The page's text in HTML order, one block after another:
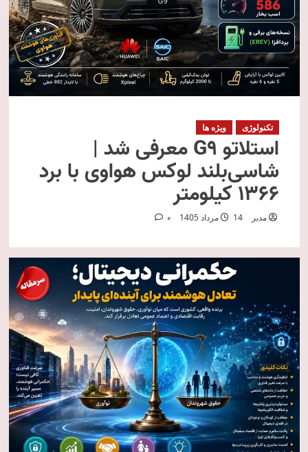
تکنولوژی ویژه ها
استلاتو G9 معرفی شد |
شاسی‌بلند لوکس هواوی با برد
۱۳۶۶ کیلومتر
مدیر 14 مرداد 1405 0